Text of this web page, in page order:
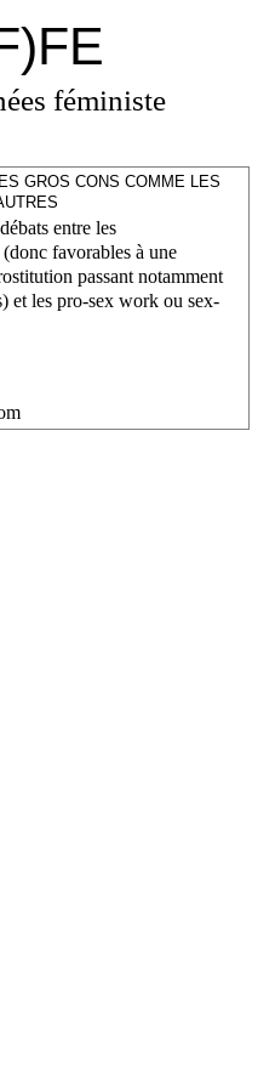
féministe
GROS CONS COMME LES
entre les
favorables à une
passant notamment
et les pro-sex work ou sex-